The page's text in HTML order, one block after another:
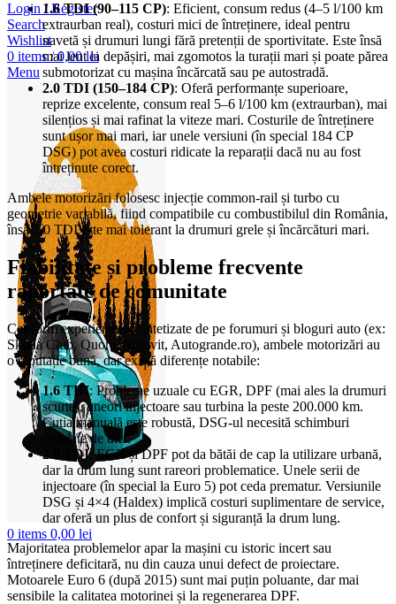
Login / Register
Search
Wishlist
0 items / 0,00lei
Menu
0 items 0,00 lei
1.6 TDI (90–115 CP): Eficient, consum redus (4–5 l/100 km
extraurban real), costuri mici de întreținere, ideal pentru
navetă și drumuri lungi fără pretenții de sportivitate. Este însă
mai lent la depășiri, mai zgomotos la turații mari și poate părea
submotorizat cu mașina încărcată sau pe autostradă.
2.0 TDI (150–184 CP): Oferă performanțe superioare,
reprize excelente, consum real 5–6 l/100 km (extraurban), mai
silențios și mai rafinat la viteze mari. Costurile de întreținere
sunt ușor mai mari, iar unele versiuni (în special 184 CP
DSG) pot avea costuri ridicate la reparații dacă nu au fost
întreținute corect.
Ambele motorizări folosesc injecție common-rail și turbo cu
geometrie variabilă, fiind compatibile cu combustibilul din România,
însă 2.0 TDI este mai tolerant la drumuri grele și încărcături mari.
Fiabilitate și probleme frecvente
raportate de comunitate
Conform experiențelor sintetizate de pe forumuri și bloguri auto (ex:
Skoda Club, Quora, Autovit, Autogrande.ro), ambele motorizări au
o reputație bună, dar există diferențe notabile:
1.6 TDI: Probleme uzuale cu EGR, DPF (mai ales la drumuri
scurte), uneori injectoare sau turbina la peste 200.000 km.
Cutia manuală este robustă, DSG-ul necesită schimburi
regulate de ulei.
2.0 TDI: EGR și DPF pot da bătăi de cap la utilizare urbană,
dar la drum lung sunt rareori problematice. Unele serii de
injectoare (în special la Euro 5) pot ceda prematur. Versiunile
DSG și 4×4 (Haldex) implică costuri suplimentare de service,
dar oferă un plus de confort și siguranță la drum lung.
Majoritatea problemelor apar la mașini cu istoric incert sau
întreținere deficitară, nu din cauza unui defect de proiectare.
Motoarele Euro 6 (după 2015) sunt mai puțin poluante, dar mai
sensibile la calitatea motorinei și la regenerarea DPF.